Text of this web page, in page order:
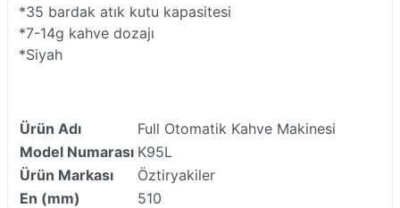
*35 bardak atık kutu kapasitesi
*7-14g kahve dozajı
*Siyah
Ürün Adı
Full Otomatik Kahve Makinesi
Model Numarası K95L
Ürün Markası
Öztiryakiler
En (mm)
510